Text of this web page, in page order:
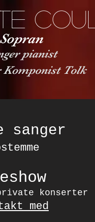
sanger
konserter
med
Sopran
pianist
Komponist Tolk